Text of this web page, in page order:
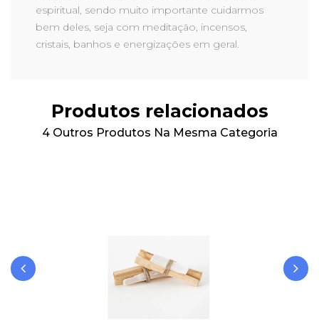
espiritual, sendo muito importante cuidarmos
bem deles, seja com meditação, incensos,
cristais, banhos e energizações em geral.
Produtos relacionados
4 Outros Produtos Na Mesma Categoria